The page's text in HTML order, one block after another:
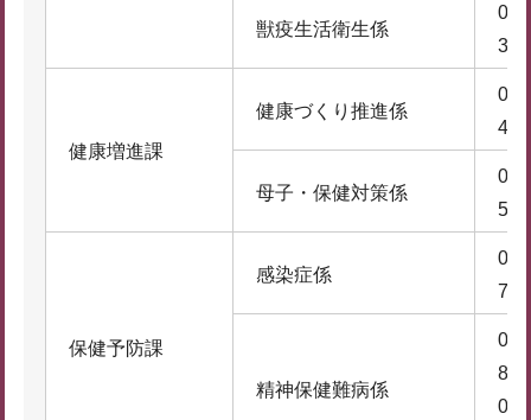
獣疫生活衛生係
3
健康増進課
健康づくり推進係
4
母子・保健対策係
5
保健予防課
感染症係
7
精神保健難病係
8